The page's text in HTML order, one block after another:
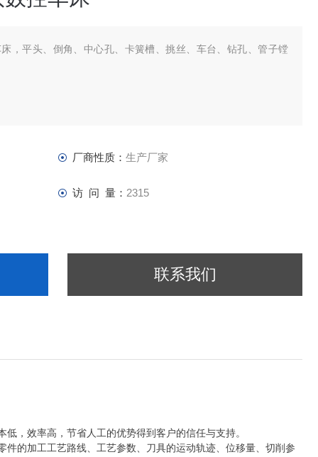
，平头、倒角、中心孔、卡簧槽、挑丝、车台、钻孔、管子镗
厂商性质： 生产厂家
访 问 量： 2315
联系我们
，效率高，节省人工的优势得到客户的信任与支持。
的加工工艺路线、工艺参数、刀具的运动轨迹、位移量、切削参